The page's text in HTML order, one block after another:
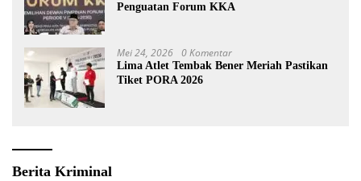
Penguatan Forum KKA
Mei 24, 2026 0 Komentar
Lima Atlet Tembak Bener Meriah Pastikan
Tiket PORA 2026
Berita Kriminal